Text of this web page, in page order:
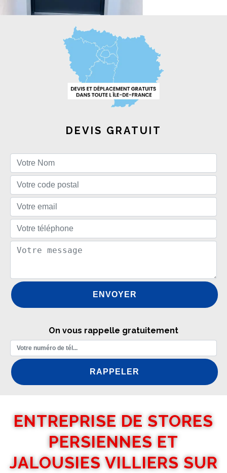
DEVIS GRATUIT
On vous rappelle gratuitement
ENTREPRISE DE STORES
PERSIENNES ET
JALOUSIES VILLIERS SUR